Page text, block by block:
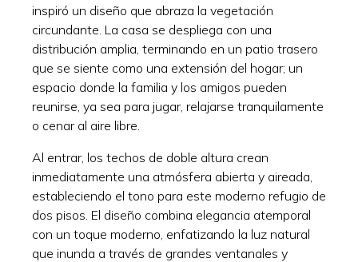
inspiró un diseño que abraza la vegetación
circundante. La casa se despliega con una
distribución amplia, terminando en un patio trasero
que se siente como una extensión del hogar; un
espacio donde la familia y los amigos pueden
reunirse, ya sea para jugar, relajarse tranquilamente
o cenar al aire libre.
Al entrar, los techos de doble altura crean
inmediatamente una atmósfera abierta y aireada,
estableciendo el tono para este moderno refugio de
dos pisos. El diseño combina elegancia atemporal
con un toque moderno, enfatizando la luz natural
que inunda a través de grandes ventanales y